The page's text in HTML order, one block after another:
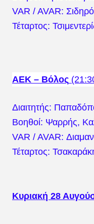
VAR / AVAR:
Τέταρτος:
ΑΕΚ – Βόλος
Διαιτητής:
Βοηθοί: Ψαρρής,
VAR / AVAR:
Τέταρτος:
Κυριακή 28